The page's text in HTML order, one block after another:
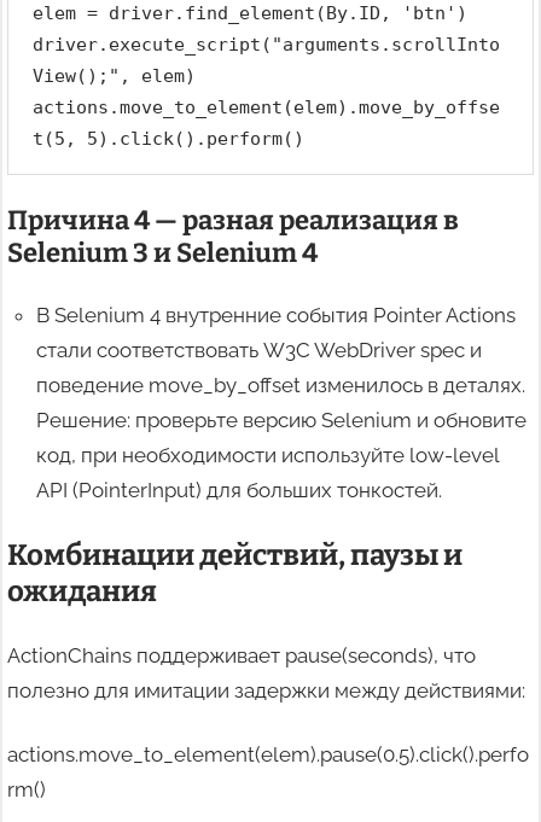
elem = driver.find_element(By.ID, 'btn')
driver.execute_script("arguments.scrollInto
View();", elem)
actions.move_to_element(elem).move_by_offse
t(5, 5).click().perform()
Причина 4 — разная реализация в
Selenium 3 и Selenium 4
В Selenium 4 внутренние события Pointer Actions
стали соответствовать W3C WebDriver spec и
поведение move_by_offset изменилось в деталях.
Решение: проверьте версию Selenium и обновите
код, при необходимости используйте low-level
API (PointerInput) для больших тонкостей.
Комбинации действий, паузы и
ожидания
ActionChains поддерживает pause(seconds), что
полезно для имитации задержки между действиями:
actions.move_to_element(elem).pause(0.5).click().perfo
rm()